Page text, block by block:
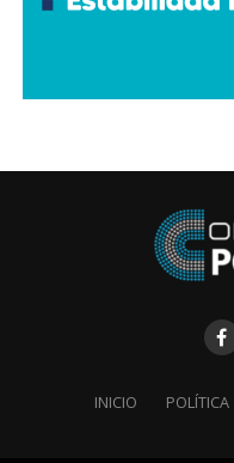
INICIO POLÍTICA